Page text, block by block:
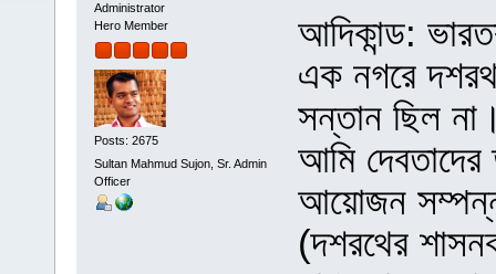
Administrator
Hero Member
Posts: 2675
Sultan Mahmud Sujon, Sr. Admin
Officer
আদিকান্ড:
এক নগরে
সন্তান ছিল
আমি দেবতাদের
আয়োজন
(দশরথের